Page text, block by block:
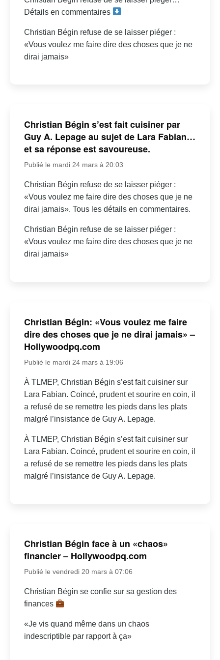
Détails en commentaires
Christian Bégin refuse de se laisser piéger :
«Vous voulez me faire dire des choses que je ne
dirai jamais»
Christian Bégin s’est fait cuisiner par
Guy A. Lepage au sujet de Lara Fabian…
et sa réponse est savoureuse.
Publié le mardi 24 mars à 20:03
Christian Bégin refuse de se laisser piéger :
«Vous voulez me faire dire des choses que je ne
dirai jamais». Tous les détails en commentaires.
Christian Bégin refuse de se laisser piéger :
«Vous voulez me faire dire des choses que je ne
dirai jamais»
Christian Bégin: «Vous voulez me faire
dire des choses que je ne dirai jamais» –
Hollywoodpq.com
Publié le mardi 24 mars à 19:06
À TLMEP, Christian Bégin s’est fait cuisiner sur
Lara Fabian. Coincé, prudent et sourire en coin, il
a refusé de se remettre les pieds dans les plats
malgré l’insistance de Guy A. Lepage.
À TLMEP, Christian Bégin s’est fait cuisiner sur
Lara Fabian. Coincé, prudent et sourire en coin, il
a refusé de se remettre les pieds dans les plats
malgré l’insistance de Guy A. Lepage.
Christian Bégin face à un «chaos»
financier – Hollywoodpq.com
Publié le vendredi 20 mars à 07:06
Christian Bégin se confie sur sa gestion des
finances
«Je vis quand même dans un chaos
indescriptible par rapport à ça»